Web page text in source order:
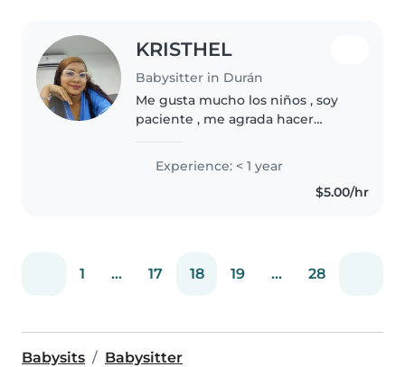
KRISTHEL
Babysitter in Durán
Me gusta mucho los niños , soy
paciente , me agrada hacer
niños mi objetivo es darle un
ambiente tranquilo y con
Experience: < 1 year
$5.00/hr
1 ... 17 18 19 ... 28
Babysits Babysitter